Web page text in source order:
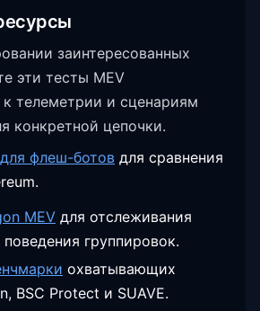
заинтересованных
эти тесты MEV
телеметрии и сценариям
конкретной цепочки.
флеш-ботов для сравнения
MEV для отслеживания
группировок.
охватывающих
BSC Protect и SUAVE.